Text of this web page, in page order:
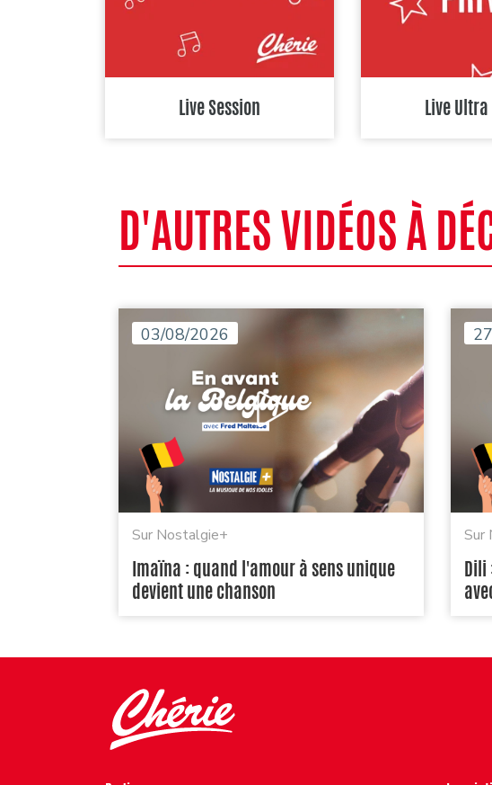
Live Session Live
D'AUTRES VIDÉOS À
03/08/2026
Sur Nostalgie+
Imaïna : quand l'amour à sens unique
devient une chanson
Sur
Dili